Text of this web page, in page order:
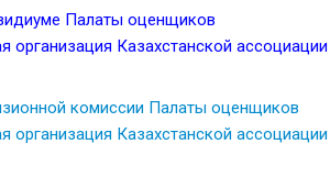
Палаты оценщиков
организация Казахстанской ассоциации
комиссии Палаты оценщиков
организация Казахстанской ассоциации